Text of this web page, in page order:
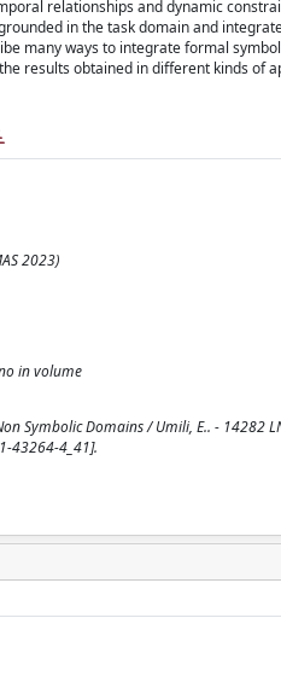
relationships and dynamic
in the task domain and
many ways to integrate formal
results obtained in different kinds of
2023)
in volume
Symbolic Domains / Umili, E.. - 14282
43264-4_41].